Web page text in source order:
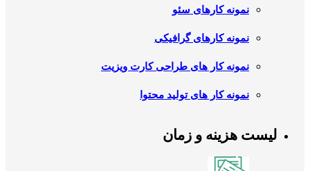
نمونه کارهای سئو
نمونه کارهای گرافیکی
نمونه کار های طراحی کارت ویزیت
نمونه کار های تولید محتوا
لیست هزینه و زمان